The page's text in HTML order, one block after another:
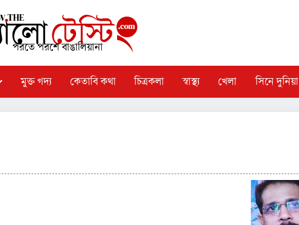
পরতে পরশে বাঙালিয়ানা
মুক্ত গদ্য কেতাবি কথা চিত্রকলা স্বাস্থ্য খেলা সিনে দুনিয়া